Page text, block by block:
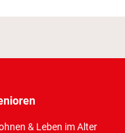
& Leben im Alter